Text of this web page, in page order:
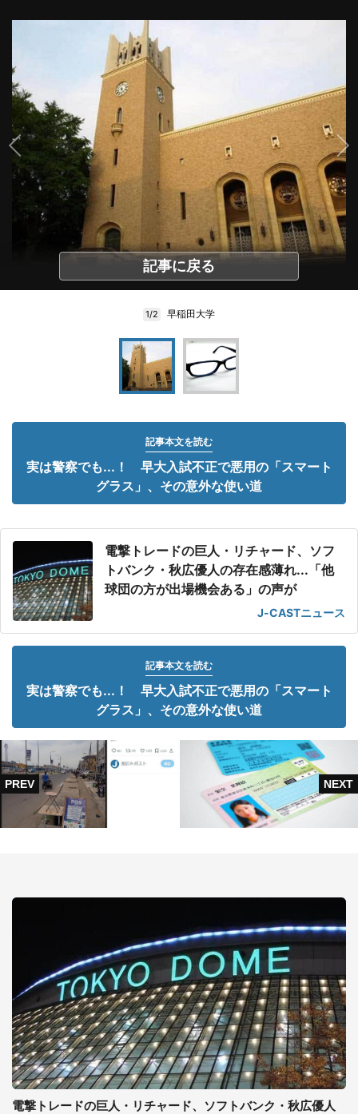
記事に戻る
1/2 早稲田大学
記事本文を読む
実は警察でも...！ 早大入試不正で悪用の「スマート
グラス」、その意外な使い道
電撃トレードの巨人・リチャード、ソフ
トバンク・秋広優人の存在感薄れ...「他
球団の方が出場機会ある」の声が
J-CASTニュース
記事本文を読む
実は警察でも...！ 早大入試不正で悪用の「スマート
グラス」、その意外な使い道
電撃トレードの巨人・リチャード、ソフトバンク・秋広優人